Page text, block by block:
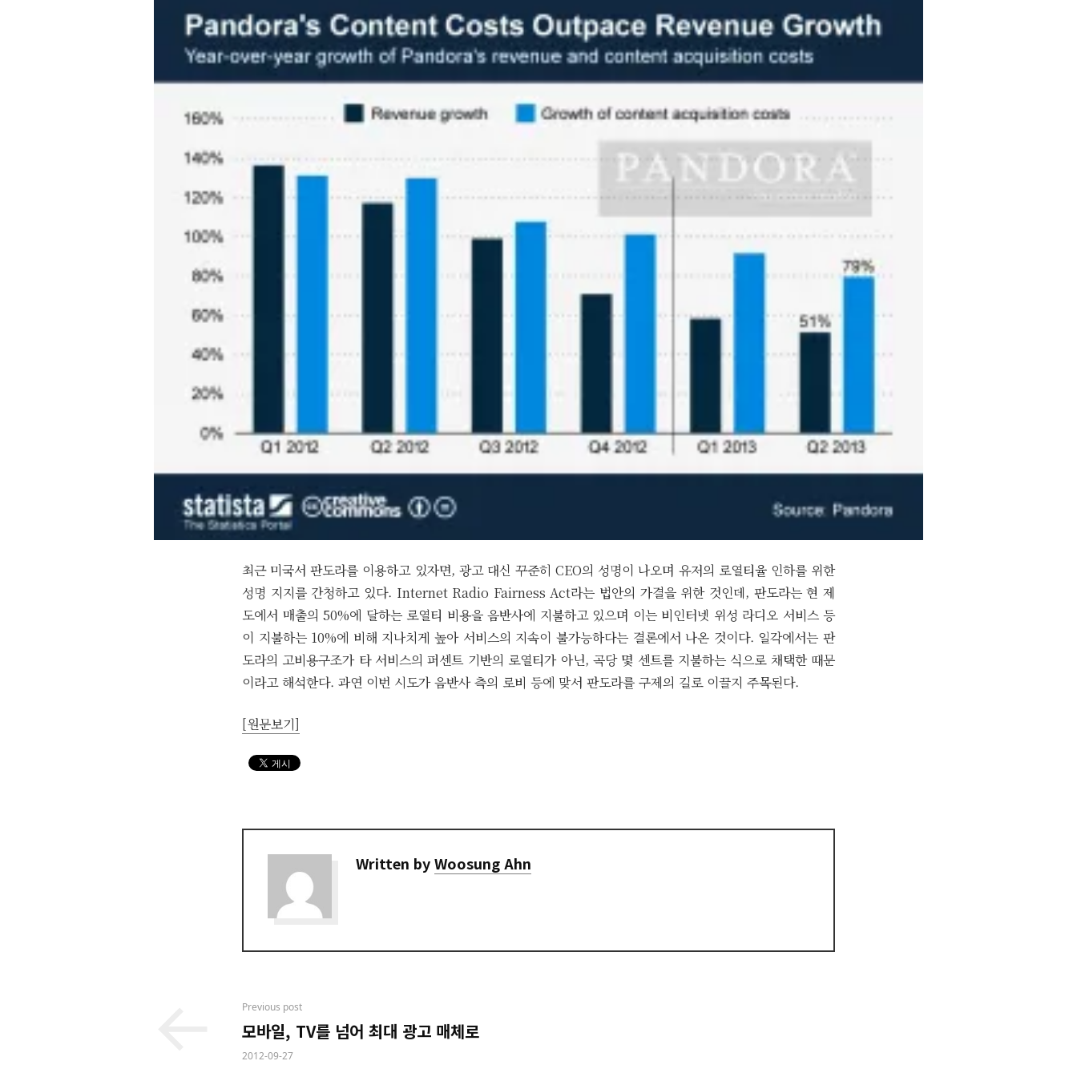
최근 미국서 판도라를 이용하고 있자면, 광고 대신 꾸준히 CEO의 성명이 나오며 유저의 로열티율 인하를 위한
성명 지지를 간청하고 있다. Internet Radio Fairness Act라는 법안의 가결을 위한 것인데, 판도라는 현 제
도에서 매출의 50%에 달하는 로열티 비용을 음반사에 지불하고 있으며 이는 비인터넷 위성 라디오 서비스 등
이 지불하는 10%에 비해 지나치게 높아 서비스의 지속이 불가능하다는 결론에서 나온 것이다. 일각에서는 판
도라의 고비용구조가 타 서비스의 퍼센트 기반의 로열티가 아닌, 곡당 몇 센트를 지불하는 식으로 채택한 때문
이라고 해석한다. 과연 이번 시도가 음반사 측의 로비 등에 맞서 판도라를 구제의 길로 이끌지 주목된다.
[원문보기]
Written byWoosung Ahn
navigation
Previous post
모바일, TV를 넘어 최대 광고 매체로
2012-09-27